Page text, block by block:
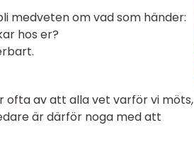
medveten om vad som händer:
hos er?
ofta av att alla vet varför vi möts,
är därför noga med att